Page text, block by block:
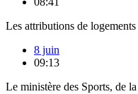
Les attributions de
8 juin
09:13
Le ministère des Sports, de